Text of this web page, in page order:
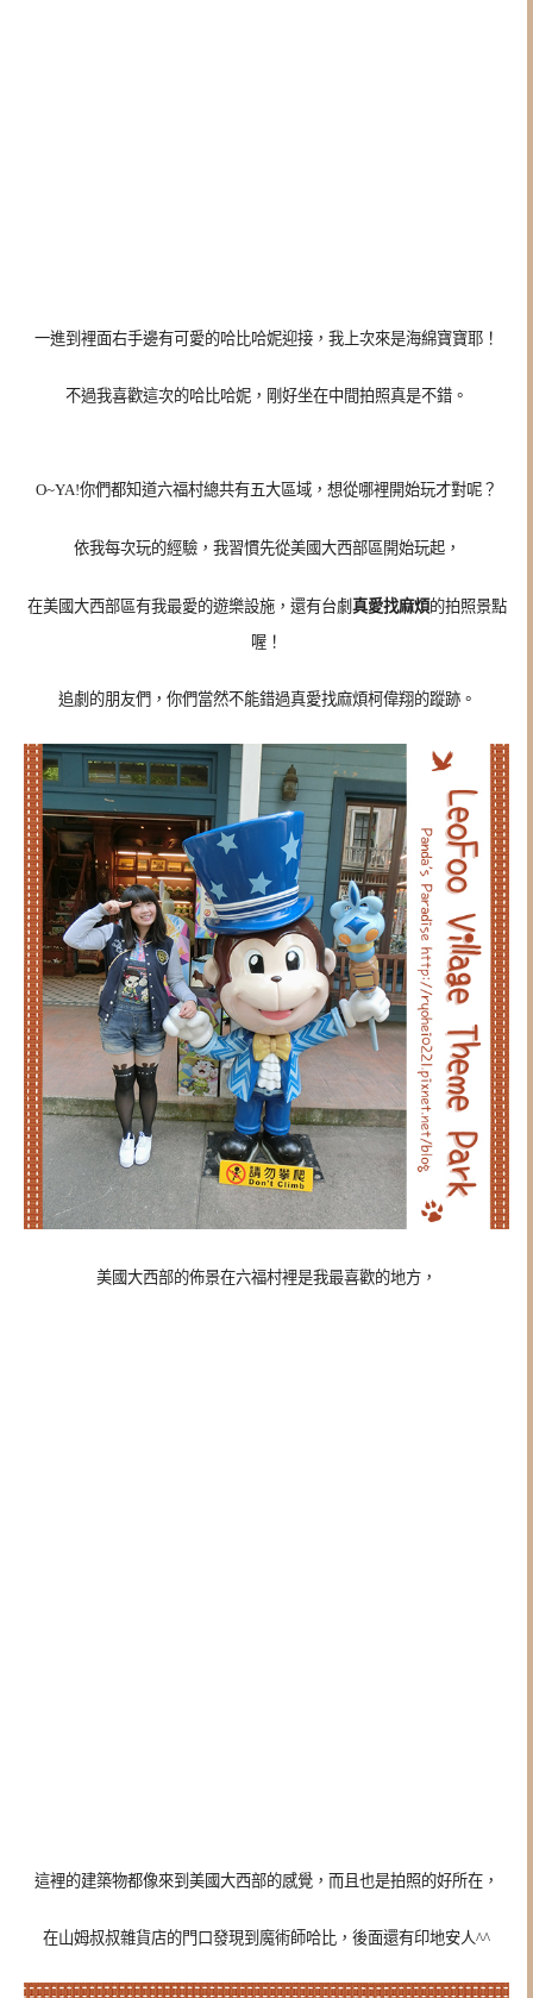
一進到裡面右手邊有可愛的哈比哈妮迎接，我上次來是海綿寶寶耶！
不過我喜歡這次的哈比哈妮，剛好坐在中間拍照真是不錯。
O~YA!你們都知道六福村總共有五大區域，想從哪裡開始玩才對呢？
依我每次玩的經驗，我習慣先從美國大西部區開始玩起，
在美國大西部區有我最愛的遊樂設施，還有台劇 真愛找麻煩的拍照景點
喔！
追劇的朋友們，你們當然不能錯過真愛找麻煩柯偉翔的蹤跡。
美國大西部的佈景在六福村裡是我最喜歡的地方，
這裡的建築物都像來到美國大西部的感覺，而且也是拍照的好所在，
在山姆叔叔雜貨店的門口發現到魔術師哈比，後面還有印地安人^^